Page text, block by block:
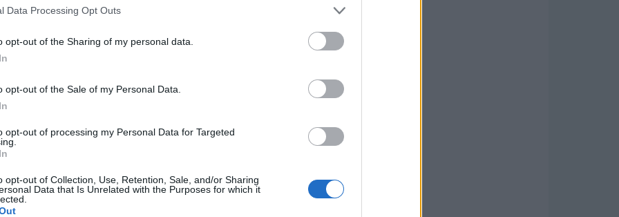
Data Processing Opt Outs
opt-out of the Sharing of my personal data.
opt-out of the Sale of my Personal Data.
opt-out of processing my Personal Data for Targeted
opt-out of Collection, Use, Retention, Sale, and/or Sharing
Data that Is Unrelated with the Purposes for which it
percorso di approfondimento pratico:
su strumenti finanziari e consigli per il
che i ricavati dei libri prodotti vengono
testimonia come lasolidarietàe la
del progetto. L’universo dei podcast